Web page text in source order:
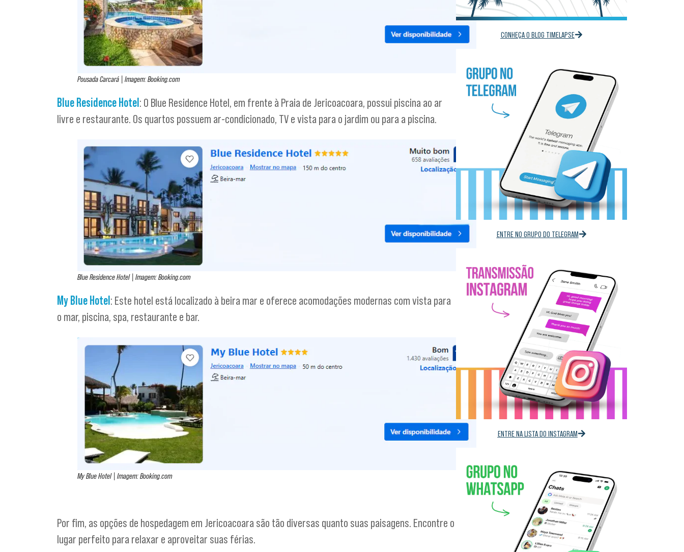
Pousada Carcará | Imagem: Booking.com
Blue Residence Hotel : O Blue Residence Hotel, em frente à Praia de Jericoacoara, possui piscina ao ar
livre e restaurante. Os quartos possuem ar-condicionado, TV e vista para o jardim ou para a piscina.
Blue Residence Hotel | Imagem: Booking.com
My Blue Hotel: Este hotel está localizado à beira mar e oferece acomodações modernas com vista para
o mar, piscina, spa, restaurante e bar.
My Blue Hotel | Imagem: Booking.com
Por fim, as opções de hospedagem em Jericoacoara são tão diversas quanto suas paisagens. Encontre o
lugar perfeito para relaxar e aproveitar suas férias.
CONHEÇA O BLOG TIMELAPSE
ENTRE NO GRUPO DO TELEGRAM
ENTRE NA LISTA DO INSTAGRAM